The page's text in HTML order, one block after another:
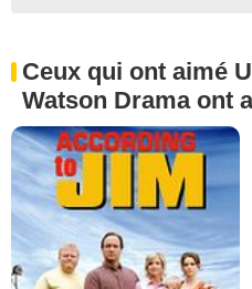
Ceux qui ont aimé
Watson Drama ont